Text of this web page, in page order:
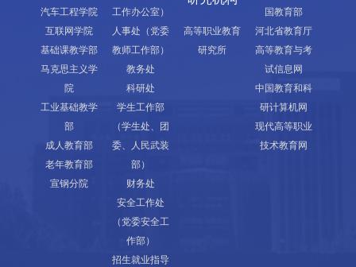
汽车工程学院
互联网学院
基础课教学部
马克思主义学
院
工业基础教学
部
成人教育部
老年教育部
宣钢分院
工作办公室）
人事处（党委
教师工作部）
教务处
科研处
学生工作部
（学生处、团
委、人民武装
部）
财务处
安全工作处
（党委安全工
作部）
招生就业指导
高等职业教育
研究所
国教育部
河北省教育厅
高等教育与考
试信息网
中国教育和科
研计算机网
现代高等职业
技术教育网